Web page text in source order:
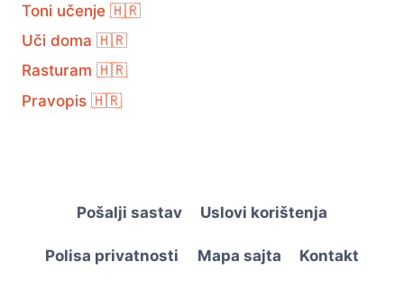
Toni učenje 🇭🇷
Uči doma 🇭🇷
Rasturam 🇭🇷
Pravopis 🇭🇷
Pošalji sastav Uslovi korištenja
Polisa privatnosti Mapa sajta Kontakt